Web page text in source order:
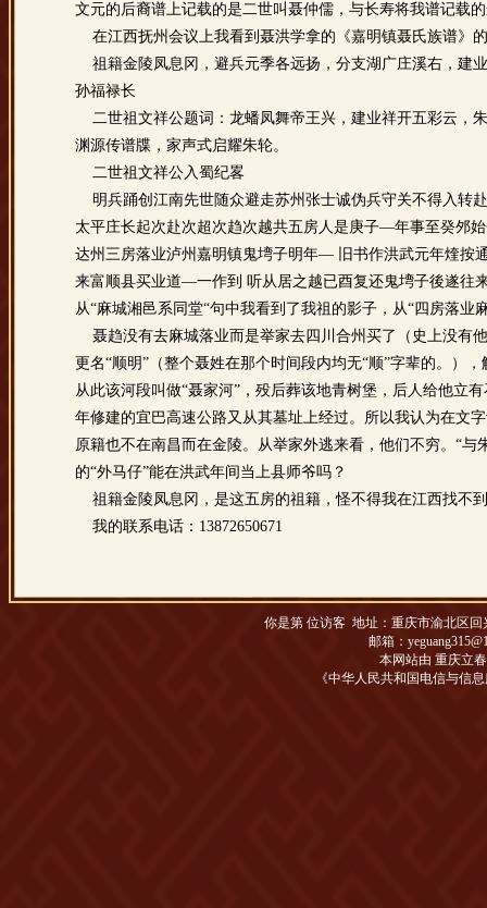
文元的后裔谱上记载的是二世叫聂仲儒，与长寿将我谱记载
在江西抚州会议上我看到聂洪学拿的《嘉明镇聂氏族谱》
祖籍金陵凤息冈，避兵元季各远扬，分支湖广庄溪右，建
孙福禄长
二世祖文祥公题词：龙蟠凤舞帝王兴，建业祥开五彩云，
渊源传谱牒，家声式启耀朱轮。
二世祖文祥公入蜀纪畧
明兵踊创江南先世随众避走苏州张士诚伪兵守关不得入转
太平庄长起次赴次超次趋次越共五房人是庚子—年事至癸邜
达州三房落业泸州嘉明镇鬼塆子明年— 旧书作洪武元年煃按
来富顺县买业道—一作到 听从居之越已酉复还鬼塆子後遂往
从“麻城湘邑系同堂“句中我看到了我祖的影子，从“四房落业
聂趋没有去麻城落业而是举家去四川合州买了（史上没有
更名“顺明”（整个聂姓在那个时间段内均无“顺”字辈的。）
从此该河段叫做“聂家河”，殁后葬该地青树堡，后人给他立
年修建的宜巴高速公路又从其墓址上经过。所以我认为在文
原籍也不在南昌而在金陵。从举家外逃来看，他们不穷。“
的“外马仔”能在洪武年间当上县师爷吗？
祖籍金陵凤息冈，是这五房的祖籍，怪不得我在江西找不
我的联系电话：13872650671
你是第 位访客 地址： 重庆市渝北区回
邮箱：
本网站由 重庆立
《中华人民共和国电信与信